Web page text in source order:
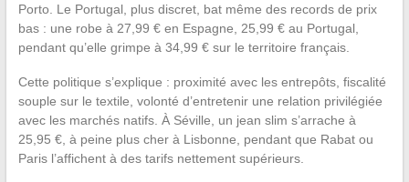
Porto. Le Portugal, plus discret, bat même des records de prix
bas : une robe à 27,99 € en Espagne, 25,99 € au Portugal,
pendant qu’elle grimpe à 34,99 € sur le territoire français.
Cette politique s’explique : proximité avec les entrepôts, fiscalité
souple sur le textile, volonté d’entretenir une relation privilégiée
avec les marchés natifs. À Séville, un jean slim s’arrache à
25,95 €, à peine plus cher à Lisbonne, pendant que Rabat ou
Paris l’affichent à des tarifs nettement supérieurs.